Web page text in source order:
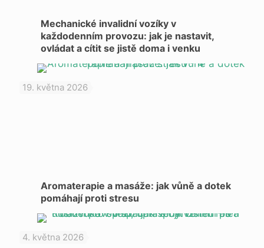
Mechanické invalidní vozíky v
každodenním provozu: jak je nastavit,
ovládat a cítit se jistě doma i venku
19. května 2026
Aromaterapie a masáže: jak vůně a dotek
pomáhají proti stresu
4. května 2026